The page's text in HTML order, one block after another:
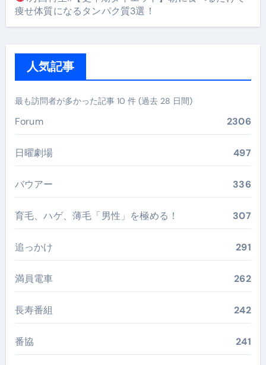
痩せ体質になるタンパク質3選！
人気記事
最も訪問者が多かった記事 10 件 (過去 28 日間)
Forum 2306
日曜劇場 497
バウアー 336
育毛、ハゲ、薄毛「男性」を極める！ 307
追っかけ 291
満員電車 262
長寿番組 242
番協 241